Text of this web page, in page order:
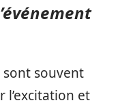
sont souvent
l’excitation et